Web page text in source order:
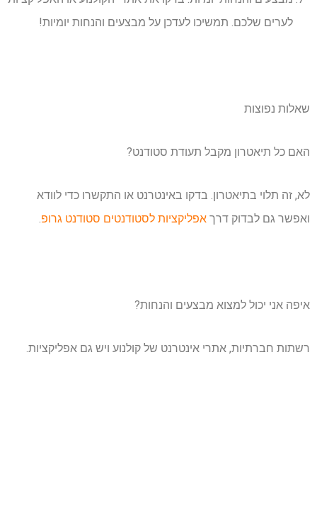
לערים שלכם. תמשיכו לעדכן על מבצעים והנחות יומיות!
שאלות נפוצות
האם כל תיאטרון מקבל תעודת סטודנט?
לא, זה תלוי בתיאטרון. בדקו באינטרנט או התקשרו כדי לוודא
ואפשר גם לבדוק דרך אפליקציות לסטודנטים סטודנט גרופ.
איפה אני יכול למצוא מבצעים והנחות?
רשתות חברתיות, אתרי אינטרנט של קולנוע ויש גם אפליקציות.